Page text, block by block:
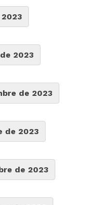
2023
de 2023
de 2023
de 2023